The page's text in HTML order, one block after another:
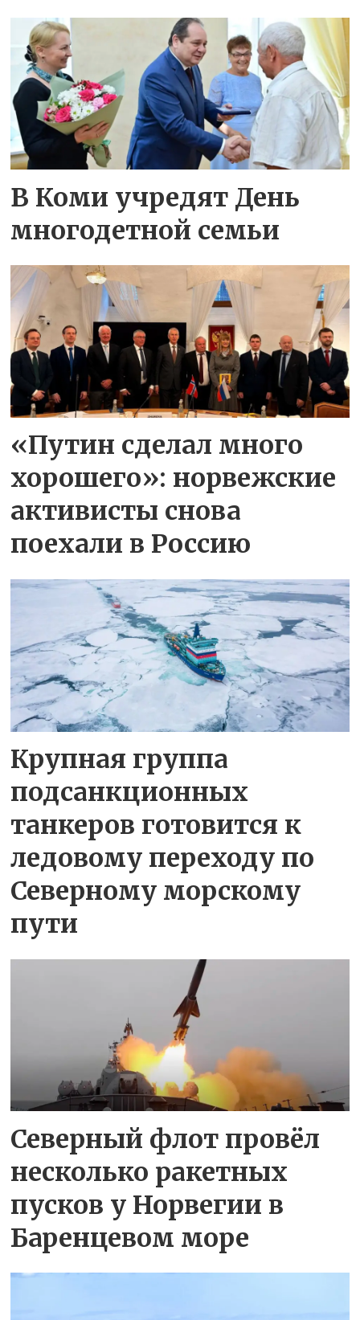
В Коми учредят День
многодетной семьи
«Путин сделал много
хорошего»: норвежские
активисты снова
поехали в Россию
Крупная группа
подсанкционных
танкеров готовится к
ледовому переходу по
Северному морскому
пути
Северный флот провёл
несколько ракетных
пусков у Норвегии в
Баренцевом море